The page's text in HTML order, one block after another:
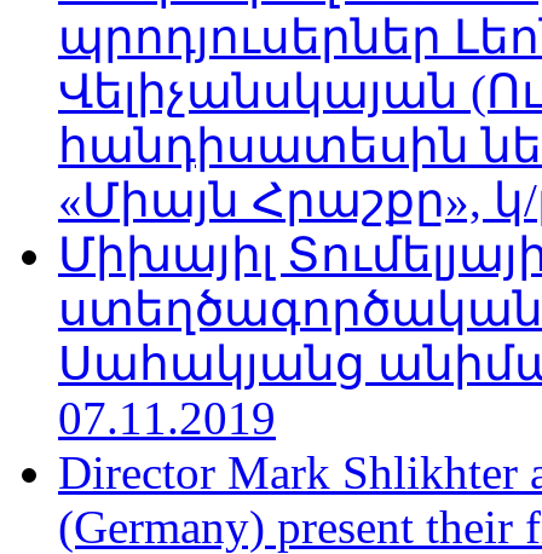
պրոդյուսերներ
Վելիչանսկայան
հանդիսատեսին
«Միայն Հրաշքը», կ/
Միխայիլ
Սահակյանց
07.11.2019
Director Mark Shlikhter
(Germany) present